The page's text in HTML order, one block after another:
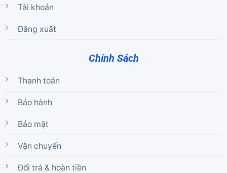
Tài khoản
Đăng xuất
Chính Sách
Thanh toán
Bảo hành
Bảo mật
Vận chuyển
Đổi trả & hoàn tiền